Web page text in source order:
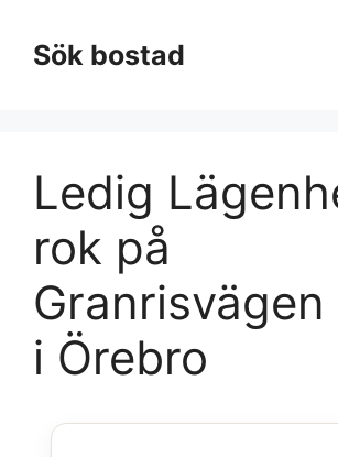
innehållSök bostad
Ledig
rok på
Granrisvägen
i Örebro